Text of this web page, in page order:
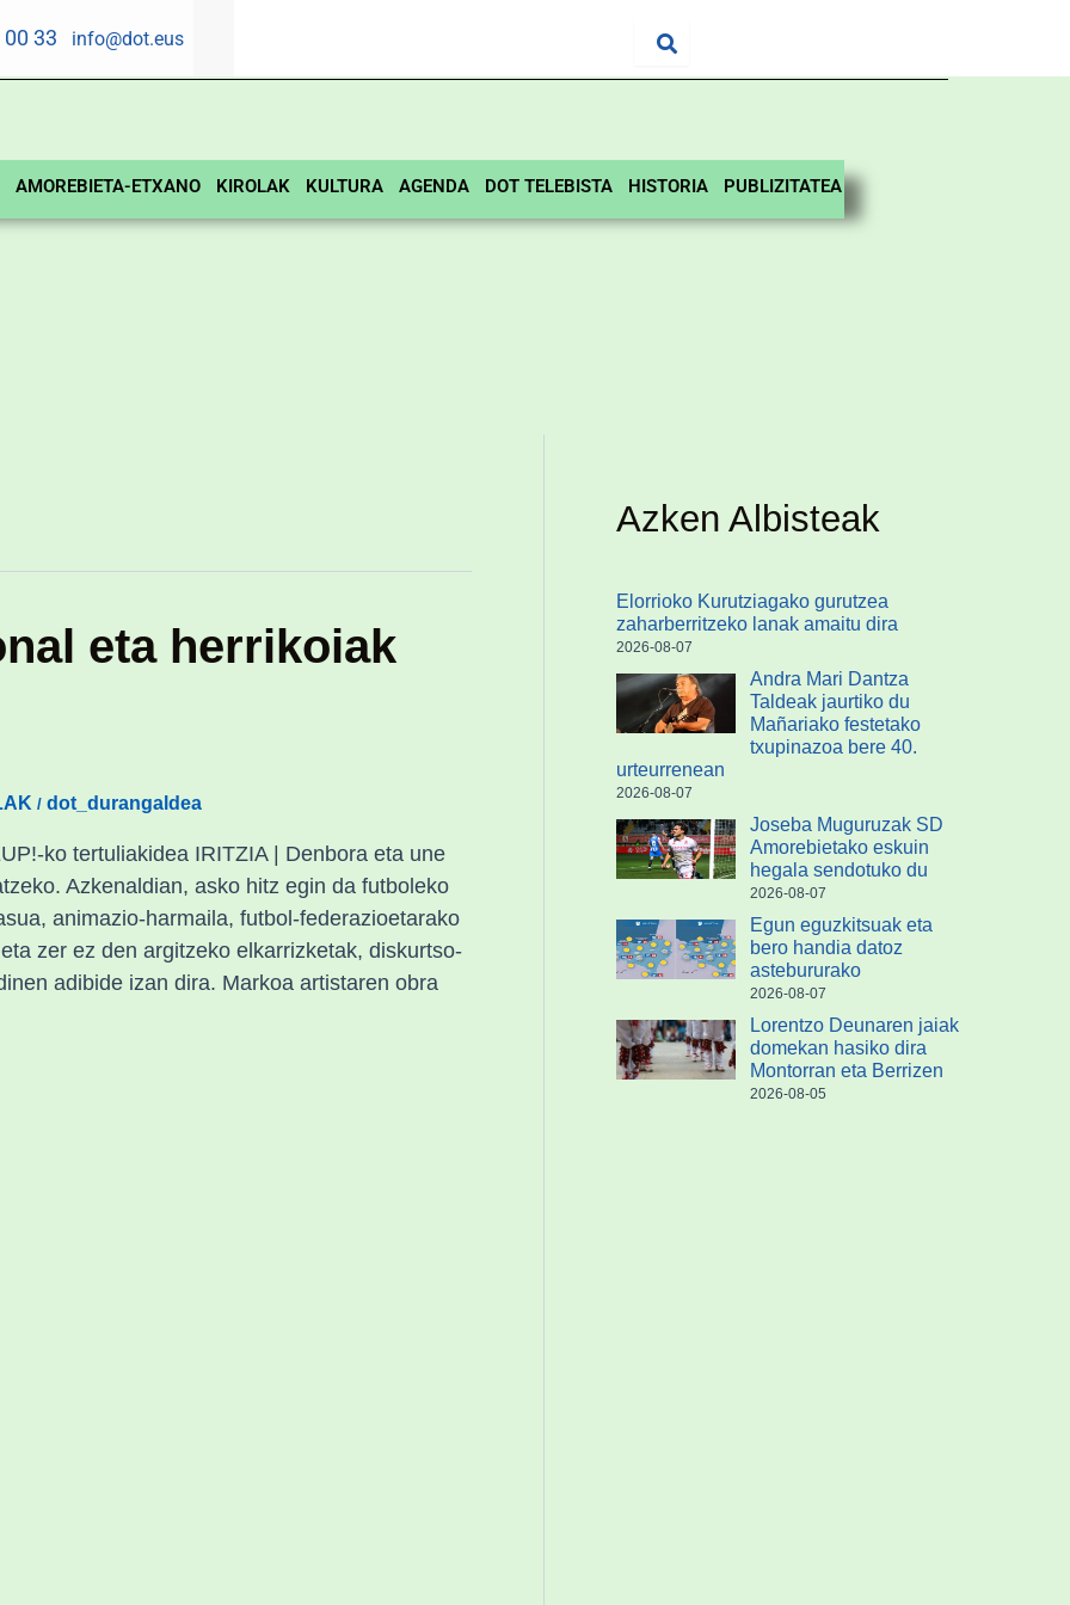
00 33 info@dot.eus
AMOREBIETA-ETXANO KIROLAK KULTURA AGENDA DOT TELEBISTA HISTORIA PUBLIZITATEA
eta herrikoiak
/ dot_durangaldea
ko tertuliakidea IRITZIA | Denbora eta une
Azkenaldian, asko hitz egin da futboleko
animazio-harmaila, futbol-federazioetarako
zer ez den argitzeko elkarrizketak, diskurtso-
adibide izan dira. Markoa artistaren obra
Azken Albisteak
Elorrioko Kurutziagako gurutzea
zaharberritzeko lanak amaitu dira
2026-08-07
Andra Mari Dantza
Taldeak jaurtiko du
Mañariako festetako
txupinazoa bere 40.
urteurrenean
2026-08-07
Joseba Muguruzak SD
Amorebietako eskuin
hegala sendotuko du
2026-08-07
Egun eguzkitsuak eta
bero handia datoz
astebururako
2026-08-07
Lorentzo Deunaren jaiak
domekan hasiko dira
Montorran eta Berrizen
2026-08-05